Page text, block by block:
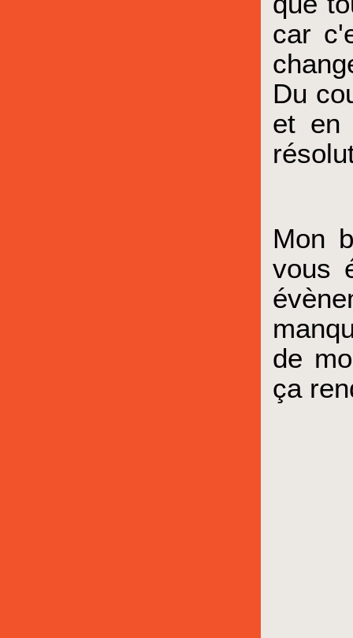
car
Du
et en
Mon
vous
de
ça